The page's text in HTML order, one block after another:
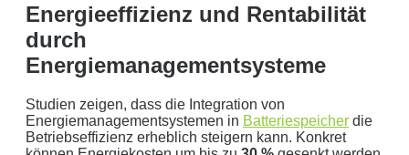
Energieeffizienz und Rentabilität
durch
Energiemanagementsysteme
Studien zeigen, dass die Integration von
Energiemanagementsystemen in Batteriespeicher die
Betriebseffizienz erheblich steigern kann. Konkret